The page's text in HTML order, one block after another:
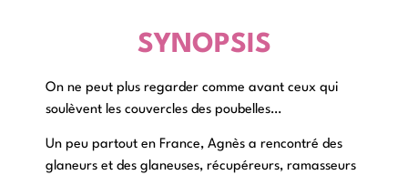
SYNOPSIS
On ne peut plus regarder comme avant ceux qui
soulèvent les couvercles des poubelles…
Un peu partout en France, Agnès a rencontré des
glaneurs et des glaneuses, récupéreurs, ramasseurs